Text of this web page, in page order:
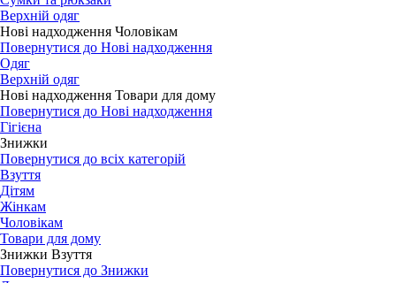
Верхній одяг
Нові надходження Чоловікам
Повернутися до Нові надходження
Одяг
Верхній одяг
Нові надходження Товари для дому
Повернутися до Нові надходження
Гігієна
Знижки
Повернутися до всіх категорій
Взуття
Дітям
Жінкам
Чоловікам
Товари для дому
Знижки Взуття
Повернутися до Знижки